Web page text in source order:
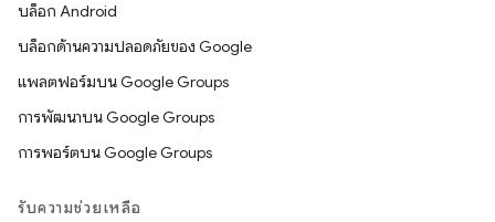
บล็อก Android
บล็อกด้านความปลอดภัยของ Google
แพลตฟอร์มบน Google Groups
การพัฒนาบน Google Groups
การพอร์ตบน Google Groups
รับความช่วยเหลือ